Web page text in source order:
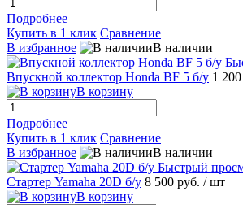
Подробнее
Купить в 1 клик Сравнение
В избранное
В наличии
Впускной коллектор Hondа BF 5 б/у 1
В корзину
Подробнее
Купить в 1 клик Сравнение
В избранное
В наличии
Быстрый
Стартер Yamahа 20D б/у 8 500 руб. / шт
В корзину